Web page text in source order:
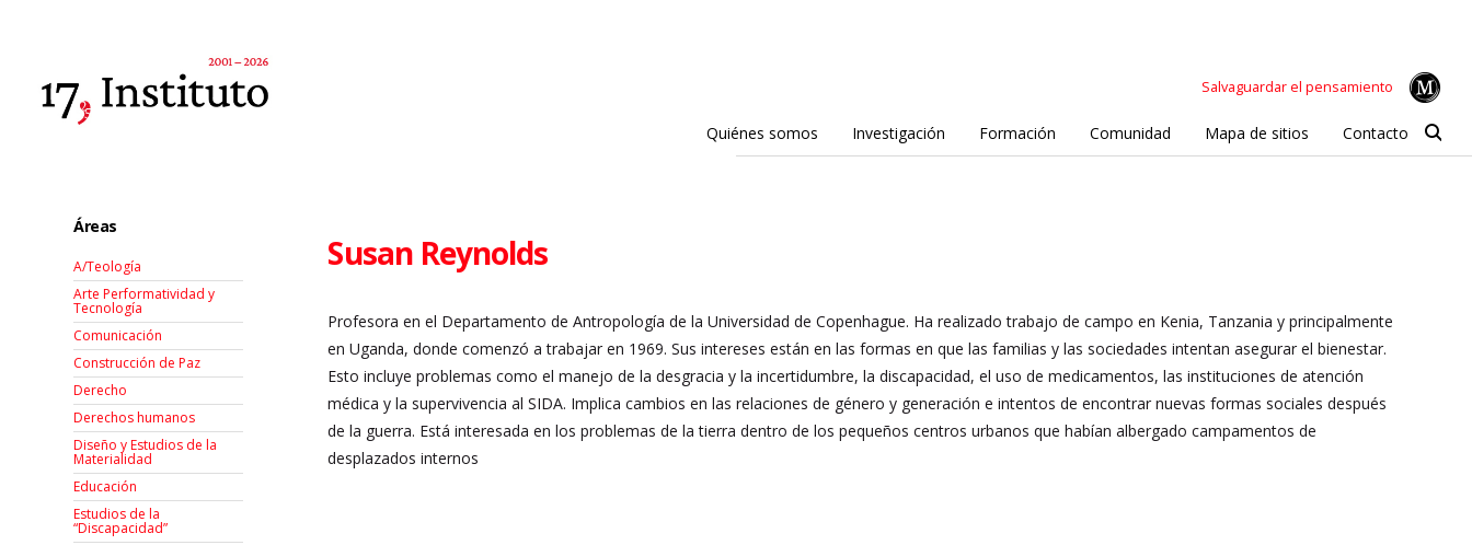
Salvaguardar el pensamiento
Quiénes somos Investigación Formación Comunidad Mapa de sitios Contacto
Susan Reynolds
Profesora en el Departamento de Antropología de la Universidad de Copenhague. Ha realizado trabajo de campo en Kenia, Tanzania y principalmente
en Uganda, donde comenzó a trabajar en 1969. Sus intereses están en las formas en que las familias y las sociedades intentan asegurar el bienestar.
Esto incluye problemas como el manejo de la desgracia y la incertidumbre, la discapacidad, el uso de medicamentos, las instituciones de atención
médica y la supervivencia al SIDA. Implica cambios en las relaciones de género y generación e intentos de encontrar nuevas formas sociales después
de la guerra. Está interesada en los problemas de la tierra dentro de los pequeños centros urbanos que habían albergado campamentos de
desplazados internos
Áreas
A/Teología
Arte Performatividad y
Tecnología
Comunicación
Construcción de Paz
Derecho
Derechos humanos
Diseño y Estudios de la
Materialidad
Educación
Estudios de la
“Discapacidad”